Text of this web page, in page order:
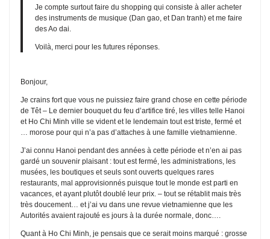
Je compte surtout faire du shopping qui consiste à aller acheter
des instruments de musique (Dan gao, et Dan tranh) et me faire
des Ao dai.
Voilà, merci pour les futures réponses.
Bonjour,
Je crains fort que vous ne puissiez faire grand chose en cette période
de Têt – Le dernier bouquet du feu d’artifice tiré, les villes telle Hanoi
et Ho Chi Minh ville se vident et le lendemain tout est triste, fermé et
… morose pour qui n’a pas d’attaches à une famille vietnamienne.
J’ai connu Hanoi pendant des années à cette période et n’en ai pas
gardé un souvenir plaisant : tout est fermé, les administrations, les
musées, les boutiques et seuls sont ouverts quelques rares
restaurants, mal approvisionnés puisque tout le monde est parti en
vacances, et ayant plutôt doublé leur prix. – tout se rétablit mais très
très doucement… et j’ai vu dans une revue vietnamienne que les
Autorités avaient rajouté es jours à la durée normale, donc….
Quant à Ho Chi Minh, je pensais que ce serait moins marqué : grosse